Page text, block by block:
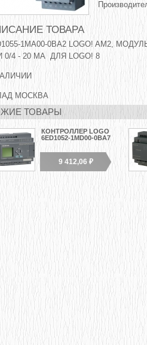
ТОВАРА
1MA00-0BA2 LOGO! AM2,
0/4 - 20 МА ДЛЯ LOGO! 8
МОСКВА
ТОВАРЫ
КОНТРОЛЛЕР LOGO
6ED1052-1MD00-0BA7
9 412,06 ₽